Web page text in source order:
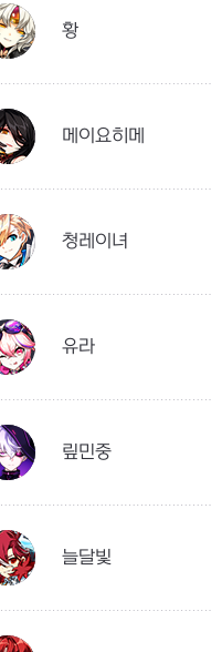
황
메이요히메
청레이녀
유라
맆민중
늘달빛